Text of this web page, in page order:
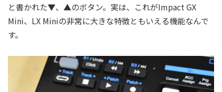
と書かれた▼、▲のボタン。実は、これがImpact GX
Mini、LX Miniの非常に大きな特徴ともいえる機能なんで
す。